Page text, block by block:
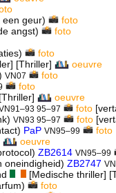
een geur)
foto
angst)
foto
foto
[Thriller]
oeuvre
VN07
foto
foto
oeuvre
95–97 foto
VN93 95–97 foto
PaP VN95–99
foto
oeuvre
ZB2614 VN95–99
oneindigheid) ZB2747
[Medische thriller]
foto